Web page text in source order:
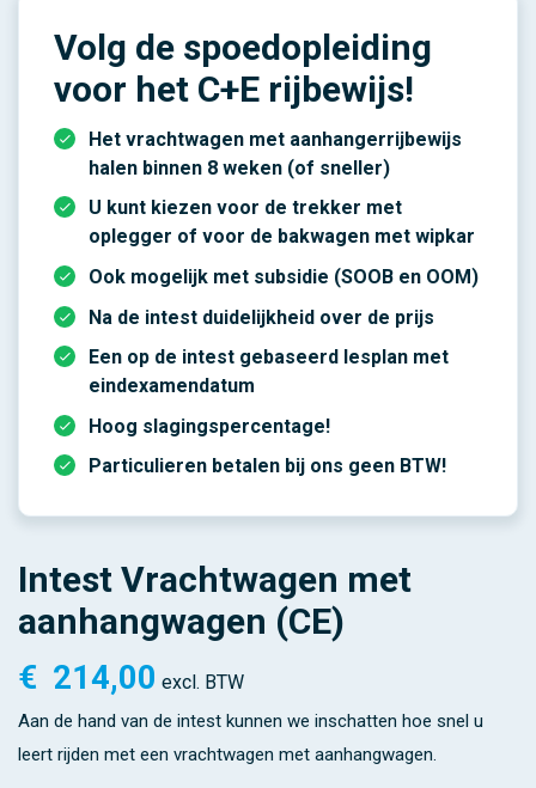
Volg de spoedopleiding
voor het C+E rijbewijs!
Het vrachtwagen met aanhangerrijbewijs
halen binnen 8 weken (of sneller)
U kunt kiezen voor de trekker met
oplegger of voor de bakwagen met wipkar
Ook mogelijk met subsidie (SOOB en OOM)
Na de intest duidelijkheid over de prijs
Een op de intest gebaseerd lesplan met
eindexamendatum
Hoog slagingspercentage!
Particulieren betalen bij ons geen BTW!
Intest Vrachtwagen met
aanhangwagen (CE)
€ 214,00 excl. BTW
Aan de hand van de intest kunnen we inschatten hoe snel u
leert rijden met een vrachtwagen met aanhangwagen.